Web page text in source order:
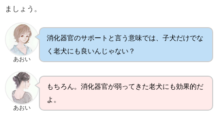
ましょう。
あおい
消化器官のサポートと言う意味では、子犬だけでな
く老犬にも良いんじゃない？
あおい
もちろん。消化器官が弱ってきた老犬にも効果的だ
よ。